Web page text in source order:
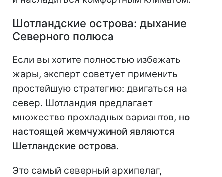
Шотландские острова: дыхание
Северного полюса
Если вы хотите полностью избежать
жары, эксперт советует применить
простейшую стратегию: двигаться на
север. Шотландия предлагает
множество прохладных вариантов, но
настоящей жемчужиной являются
Шетландские острова.
Это самый северный архипелаг,